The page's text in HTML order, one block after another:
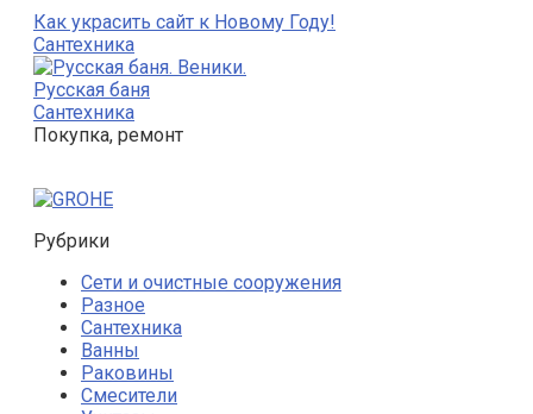
Как украсить сайт к Новому Году!
Сантехника
Русская баня
Сантехника
Покупка, ремонт
Рубрики
Сети и очистные сооружения
Разное
Сантехника
Ванны
Раковины
Смесители